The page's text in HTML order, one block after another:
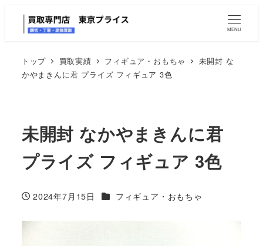
MENU
トップ 買取実績 フィギュア・おもちゃ
未開封 な
かやまきんに君 プライズ フィギュア 3色
未開封 なかやまきんに君
プライズ フィギュア 3色
投稿日
2024年7月15日 カテゴリー
フィギュア・おもちゃ